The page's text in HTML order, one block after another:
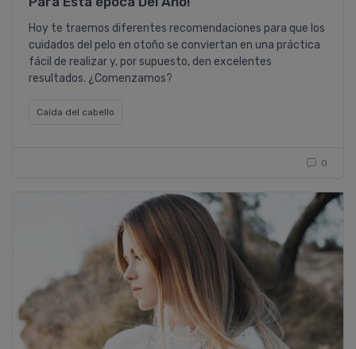
Hoy te traemos diferentes recomendaciones para que los
cuidados del pelo en otoño se conviertan en una práctica
fácil de realizar y, por supuesto, den excelentes
resultados. ¿Comenzamos?
Caí­da del cabello
0